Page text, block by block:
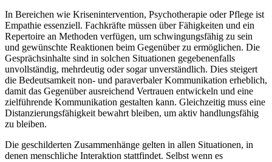
In Bereichen wie Krisenintervention, Psychotherapie oder Pflege ist
Empathie essenziell. Fachkräfte müssen über Fähigkeiten und ein
Repertoire an Methoden verfügen, um schwingungsfähig zu sein
und gewünschte Reaktionen beim Gegenüber zu ermöglichen. Die
Gesprächsinhalte sind in solchen Situationen gegebenenfalls
unvollständig, mehrdeutig oder sogar unverständlich. Dies steigert
die Bedeutsamkeit non- und paraverbaler Kommunikation erheblich,
damit das Gegenüber ausreichend Vertrauen entwickeln und eine
zielführende Kommunikation gestalten kann. Gleichzeitig muss eine
Distanzierungsfähigkeit bewahrt bleiben, um aktiv handlungsfähig
zu bleiben.
Die geschilderten Zusammenhänge gelten in allen Situationen, in
denen menschliche Interaktion stattfindet. Selbst wenn es